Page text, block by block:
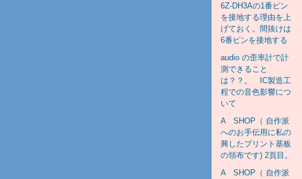
6Z-DH3Aの1番ピン
を接地する理由を上
げておく。間抜けは
6番ピンを接地する
audio の歪率計で計
測できること
は？？。 IC製造工
程での音色影響につ
いて
A SHOP（ 自作派
へのお手伝用に私の
興したプリント基板
の領布です) 2頁目。
A SHOP（ 自作派